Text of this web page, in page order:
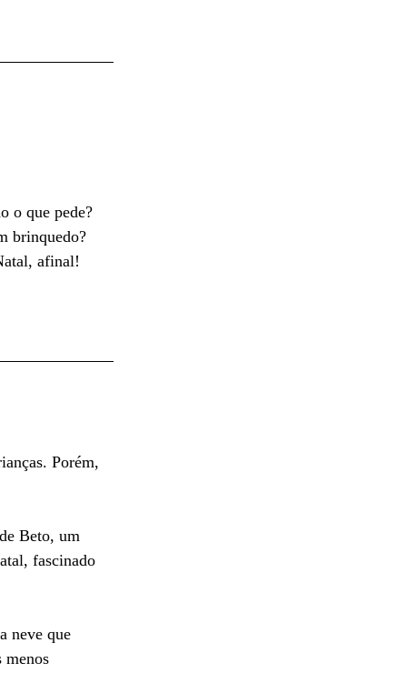
o que pede?
brinquedo?
afinal!
Porém,
Beto, um
fascinado
neve que
menos